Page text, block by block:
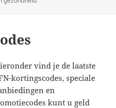
vind je de laatste
kortingscodes, speciale
en
kunt u geld